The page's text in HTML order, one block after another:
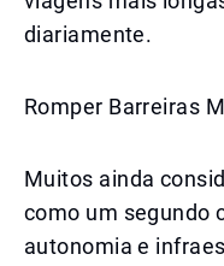
diariamente.
Romper Barreiras
Muitos ainda
como um segundo
autonomia e